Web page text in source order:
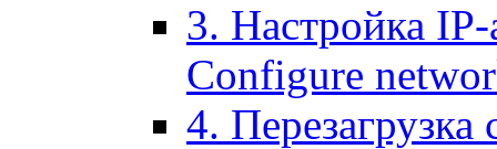
3. Настройка
Configure
4. Перезагрузка